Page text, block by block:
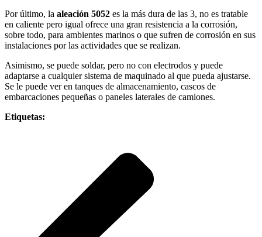
Por último, la aleación 5052 es la más dura de las 3, no es tratable
en caliente pero igual ofrece una gran resistencia a la corrosión,
sobre todo, para ambientes marinos o que sufren de corrosión en sus
instalaciones por las actividades que se realizan.
Asimismo, se puede soldar, pero no con electrodos y puede
adaptarse a cualquier sistema de maquinado al que pueda ajustarse.
Se le puede ver en tanques de almacenamiento, cascos de
embarcaciones pequeñas o paneles laterales de camiones.
Etiquetas: